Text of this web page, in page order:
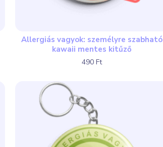
Allergiás vagyok: személyre szabható
kawaii mentes kitűző
490 Ft